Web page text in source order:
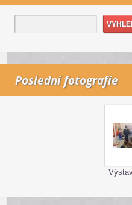
Poslední fotografie